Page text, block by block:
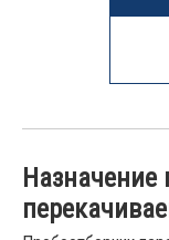
Назначение